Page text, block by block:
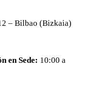
– Bilbao (Bizkaia)
en Sede: 10:00 a